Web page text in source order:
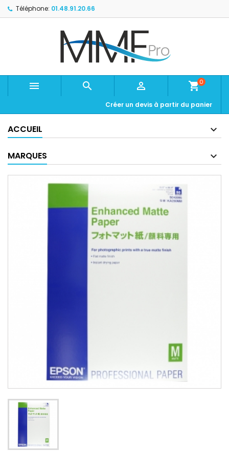
Téléphone: 01.48.91.20.66
   shopping_cart0
Créer un devis à partir du panier
ACCUEIL
MARQUES